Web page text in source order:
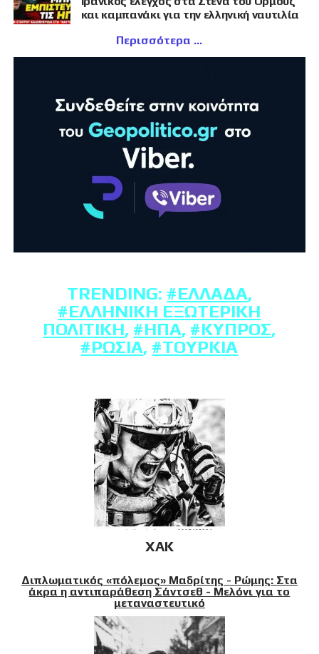
και καμπανάκι για την ελληνική ναυτιλία
Περισσότερα
TRENDING: #ΕΛΛΆΔΑ,
#ΕΛΛΗΝΙΚΉ ΕΞΩΤΕΡΙΚΉ
ΠΟΛΙΤΙΚΉ, #ΗΠΑ, #ΚΎΠΡΟΣ,
#ΡΩΣΊΑ, #ΤΟΥΡΚΊΑ
XAK
Διπλωματικός «πόλεμος» Μαδρίτης - Ρώμης: Στα
άκρα η αντιπαράθεση Σάντσεθ - Μελόνι για το
μεταναστευτικό